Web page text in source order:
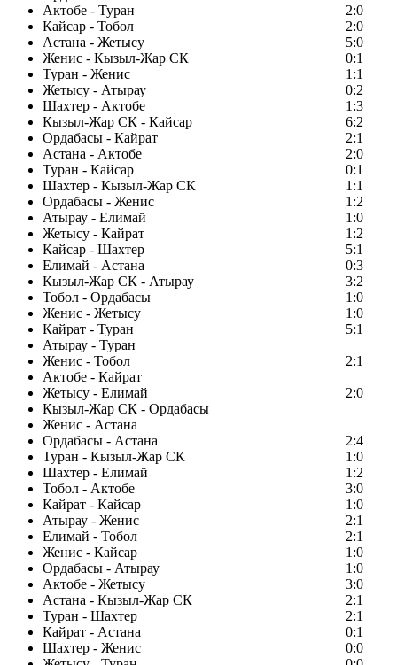
Актобе - Туран
2:0
Кайсар - Тобол
2:0
Астана - Жетысу
5:0
Женис - Кызыл-Жар СК
0:1
Туран - Женис
1:1
Жетысу - Атырау
0:2
Шахтер - Актобе
1:3
Кызыл-Жар СК - Кайсар
6:2
Ордабасы - Кайрат
2:1
Астана - Актобе
2:0
Туран - Кайсар
0:1
Шахтер - Кызыл-Жар СК
1:1
Ордабасы - Женис
1:2
Атырау - Елимай
1:0
Жетысу - Кайрат
1:2
Кайсар - Шахтер
5:1
Елимай - Астана
0:3
Кызыл-Жар СК - Атырау
3:2
Тобол - Ордабасы
1:0
Женис - Жетысу
1:0
Кайрат - Туран
5:1
Атырау - Туран
Женис - Тобол
2:1
Актобе - Кайрат
Жетысу - Елимай
2:0
Кызыл-Жар СК - Ордабасы
Женис - Астана
Ордабасы - Астана
2:4
Туран - Кызыл-Жар СК
1:0
Шахтер - Елимай
1:2
Тобол - Актобе
3:0
Кайрат - Кайсар
1:0
Атырау - Женис
2:1
Елимай - Тобол
2:1
Женис - Кайсар
1:0
Ордабасы - Атырау
1:0
Актобе - Жетысу
3:0
Астана - Кызыл-Жар СК
2:1
Туран - Шахтер
2:1
Кайрат - Астана
0:1
Шахтер - Женис
0:0